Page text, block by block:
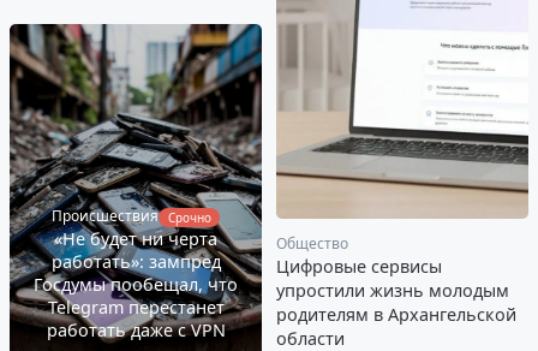
Общество
Цифровые сервисы
упростили жизнь молодым
родителям в Архангельской
области
Происшествия Срочно
«Не будет ни черта
работать»: зампред
Госдумы пообещал, что
Telegram перестанет
работать даже с VPN